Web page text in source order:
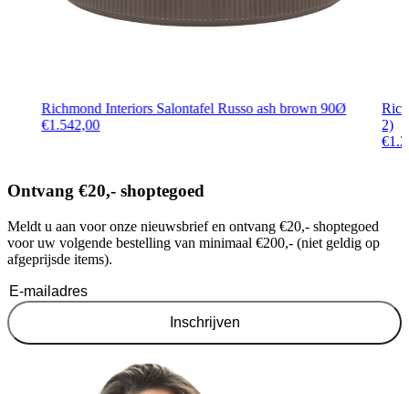
Richmond Interiors Salontafel Russo ash brown 90Ø
€1.542,00
2)
€
Ontvang €20,- shoptegoed
Meldt u aan voor onze nieuwsbrief en ontvang €20,- shoptegoed
voor uw volgende bestelling van minimaal €200,- (niet geldig op
afgeprijsde items).
Inschrijven